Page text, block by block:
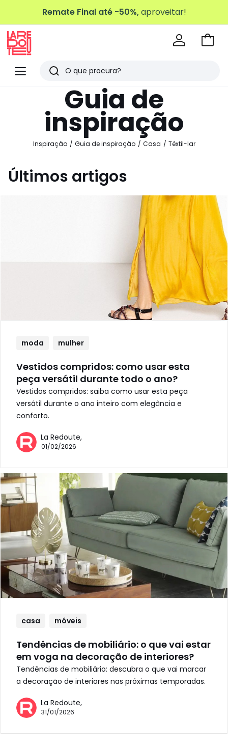
Remate Final até -50%,aproveitar!
Menu
Redoute
Pesquisar
Últimos
artigos
vistos
Ir
Guia de
inspiração
Inspiração Guia de inspiração Casa Têxtil-lar
Últimos artigos
moda mulher
Vestidos compridos: como usar esta
peça versátil durante todo o ano?
Vestidos compridos: saiba como usar esta peça
versátil durante o ano inteiro com elegância e
conforto.
La Redoute,
01/02/2026
casa móveis
Tendências de mobiliário: o que vai estar
em voga na decoração de interiores?
Tendências de mobiliário: descubra o que vai marcar
a decoração de interiores nas próximas temporadas.
La Redoute,
31/01/2026